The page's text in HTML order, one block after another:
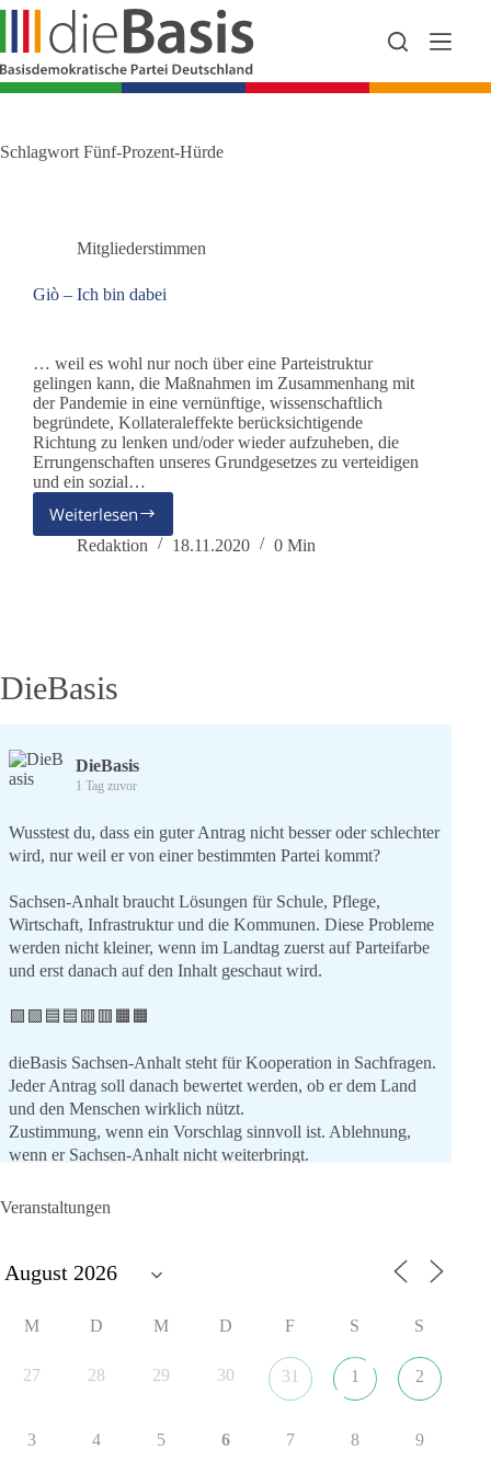
Zum
springen
Schlagwort Fünf-Prozent-Hürde
Mitgliederstimmen
Giò – Ich bin dabei
… weil es wohl nur noch über eine Parteistruktur
gelingen kann, die Maßnahmen im Zusammenhang mit
der Pandemie in eine vernünftige, wissenschaftlich
begründete, Kollateraleffekte berücksichtigende
Richtung zu lenken und/oder wieder aufzuheben, die
Errungenschaften unseres Grundgesetzes zu verteidigen
und ein sozial…
Weiterlesen
Giò
–
Redaktion 18.11.2020 0 Min
DieBasis
DieBasis
1 Tag zuvor
Wusstest du, dass ein guter Antrag nicht besser oder schlechter
wird, nur weil er von einer bestimmten Partei kommt?
Sachsen-Anhalt braucht Lösungen für Schule, Pflege,
Wirtschaft, Infrastruktur und die Kommunen. Diese Probleme
werden nicht kleiner, wenn im Landtag zuerst auf Parteifarbe
und erst danach auf den Inhalt geschaut wird.
🟩🟩🟦🟦🟥🟥🟧🟧
dieBasis Sachsen-Anhalt steht für Kooperation in Sachfragen.
Jeder Antrag soll danach bewertet werden, ob er dem Land
und den Menschen wirklich nützt.
Zustimmung, wenn ein Vorschlag sinnvoll ist. Ablehnung,
wenn er Sachsen-Anhalt nicht weiterbringt.
💬 Was ist dir wichtiger: der Absender eines Antrags oder das
#dieBasis #sachsenanhalt
👉 Folgen:
Veranstaltungen
M D M D F S S
27 28 29 30 31 1 2
3 4 5 6 7 8 9